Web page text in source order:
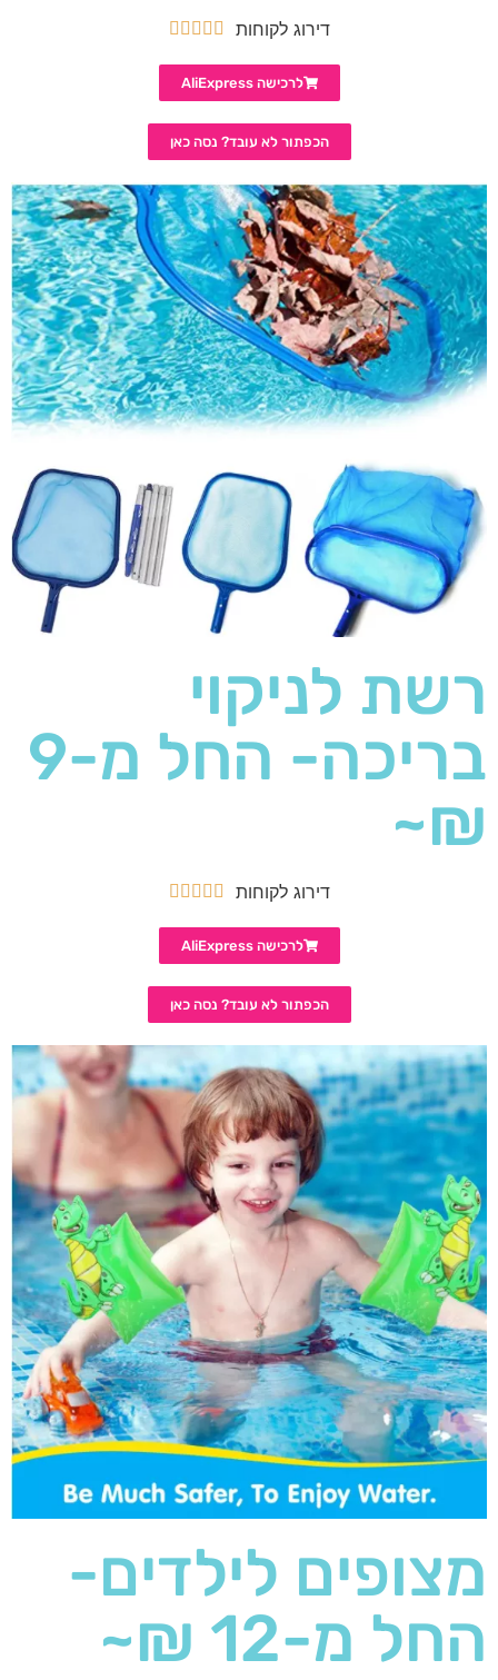
דירוג לקוחות 




לרכישה AliExpress
הכפתור לא עובד? נסה כאן
רשת לניקוי
בריכה- החל מ-9
₪~
דירוג לקוחות 




לרכישה AliExpress
הכפתור לא עובד? נסה כאן
מצופים לילדים-
החל מ-12 ₪~